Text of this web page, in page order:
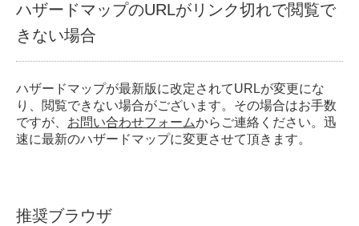
ハザードマップのURLがリンク切れで閲覧で
きない場合
ハザードマップが最新版に改定されてURLが変更にな
り、閲覧できない場合がございます。その場合はお手数
ですが、 お問い合わせフォームからご連絡ください。迅
速に最新のハザードマップに変更させて頂きます。
推奨ブラウザ